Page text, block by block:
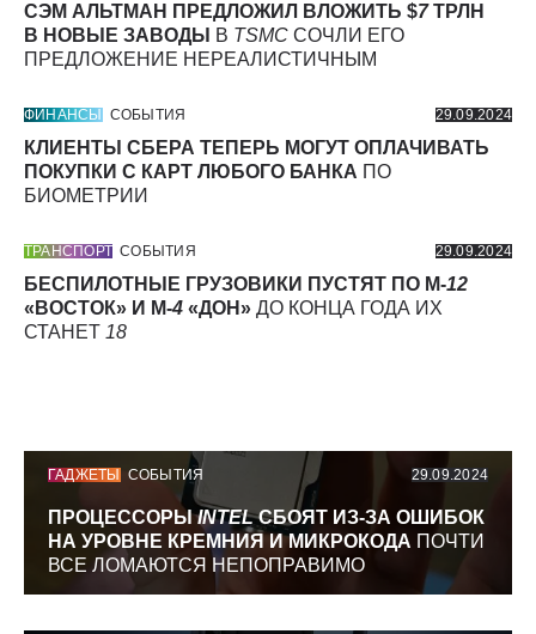
СЭМ АЛЬТМАН ПРЕДЛОЖИЛ ВЛОЖИТЬ $7ТРЛН
В НОВЫЕ ЗАВОДЫ
В TSMC СОЧЛИ ЕГО
ПРЕДЛОЖЕНИЕ НЕРЕАЛИСТИЧНЫМ
ФИНАНСЫ СОБЫТИЯ 29.09.2024
КЛИЕНТЫ СБЕРА ТЕПЕРЬ МОГУТ ОПЛАЧИВАТЬ
ПОКУПКИ С КАРТ ЛЮБОГО БАНКА ПО
БИОМЕТРИИ
ТРАНСПОРТ СОБЫТИЯ 29.09.2024
БЕСПИЛОТНЫЕ ГРУЗОВИКИ ПУСТЯТ ПО М-12
«ВОСТОК» И М-4 «ДОН» ДО КОНЦА ГОДА ИХ
СТАНЕТ 18
ГАДЖЕТЫ СОБЫТИЯ 29.09.2024
ПРОЦЕССОРЫINTELСБОЯТ ИЗ-ЗА ОШИБОК
НА УРОВНЕ КРЕМНИЯ И МИКРОКОДА ПОЧТИ
ВСЕ ЛОМАЮТСЯ НЕПОПРАВИМО